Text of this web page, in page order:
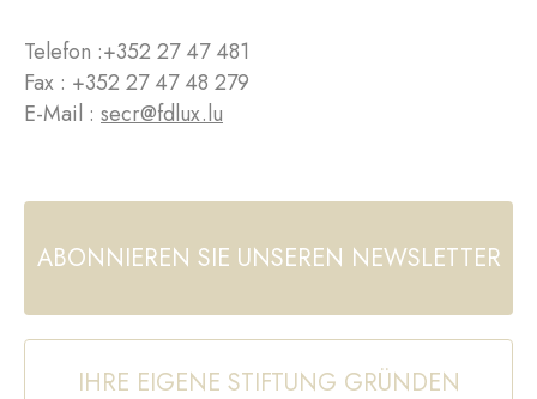
Telefon :+352 27 47 481
Fax : +352 27 47 48 279
E-Mail : secr@fdlux.lu
ABONNIEREN SIE UNSEREN NEWSLETTER
IHRE EIGENE STIFTUNG GRÜNDEN